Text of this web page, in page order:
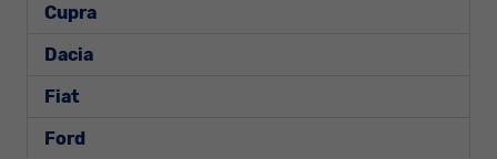
Cupra
Dacia
Fiat
Ford